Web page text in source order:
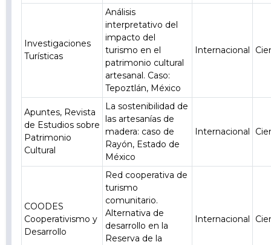
Investigaciones
Turísticas
Análisis
interpretativo del
impacto del
turismo en el
patrimonio cultural
artesanal. Caso:
Tepoztlán, México
Internacional
Apuntes, Revista
de Estudios sobre
Patrimonio
Cultural
La sostenibilidad de
las artesanías de
madera: caso de
Rayón, Estado de
México
Internacional
COODES
Cooperativismo y
Desarrollo
Red cooperativa de
turismo
comunitario.
Alternativa de
desarrollo en la
Reserva de la
Internacional